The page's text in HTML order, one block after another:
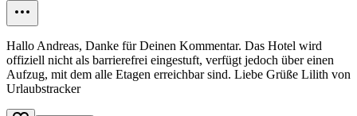
Hallo Andreas, Danke für Deinen Kommentar. Das Hotel wird
offiziell nicht als barrierefrei eingestuft, verfügt jedoch über einen
Aufzug, mit dem alle Etagen erreichbar sind. Liebe Grüße Lilith von
Urlaubstracker